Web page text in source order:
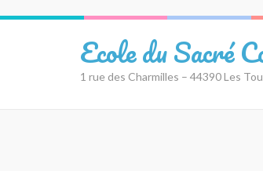
Ecole du Sacré
1 rue des Charmilles – 44390 Les